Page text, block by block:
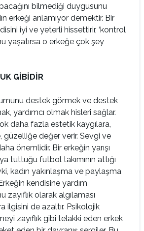
bilmediği duygusunu
erkeği anlamıyor demektir. Bir
iyi ve yeterli hissettirir, ‘kontrol
yaşatırsa o erkeğe çok şey
GİBİDİR
destek görmek ve destek
yardımcı olmak hisleri sağlar.
daha fazla estetik kaygılara,
güzelliğe değer verir. Sevgi ve
önemlidir. Bir erkeğin yarışı
tuttuğu futbol takımının attığı
kadın yakınlaşma ve paylaşma
kendisine yardım
zayıflık olarak algılaması
ilgisini de azaltır. Psikolojik
zayıflık gibi telakki eden erkek